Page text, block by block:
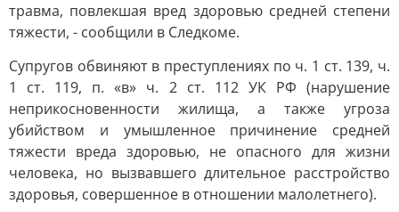
травма, повлекшая вред здоровью средней степени
тяжести, - сообщили в Следкоме.
Супругов обвиняют в преступлениях по ч. 1 ст. 139, ч.
1 ст. 119, п. «в» ч. 2 ст. 112 УК РФ (нарушение
неприкосновенности жилища, а также угроза
убийством и умышленное причинение средней
тяжести вреда здоровью, не опасного для жизни
человека, но вызвавшего длительное расстройство
здоровья, совершенное в отношении малолетнего).